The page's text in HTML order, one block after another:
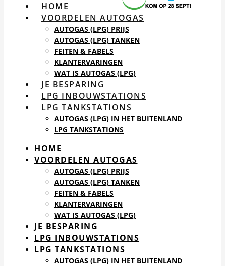
HOME
VOORDELEN AUTOGAS
AUTOGAS (LPG) PRIJS
AUTOGAS (LPG) TANKEN
FEITEN & FABELS
KLANTERVARINGEN
WAT IS AUTOGAS (LPG)
JE BESPARING
LPG INBOUWSTATIONS
LPG TANKSTATIONS
AUTOGAS (LPG) IN HET BUITENLAND
LPG TANKSTATIONS
HOME
VOORDELEN AUTOGAS
AUTOGAS (LPG) PRIJS
AUTOGAS (LPG) TANKEN
FEITEN & FABELS
KLANTERVARINGEN
WAT IS AUTOGAS (LPG)
JE BESPARING
LPG INBOUWSTATIONS
LPG TANKSTATIONS
AUTOGAS (LPG) IN HET BUITENLAND